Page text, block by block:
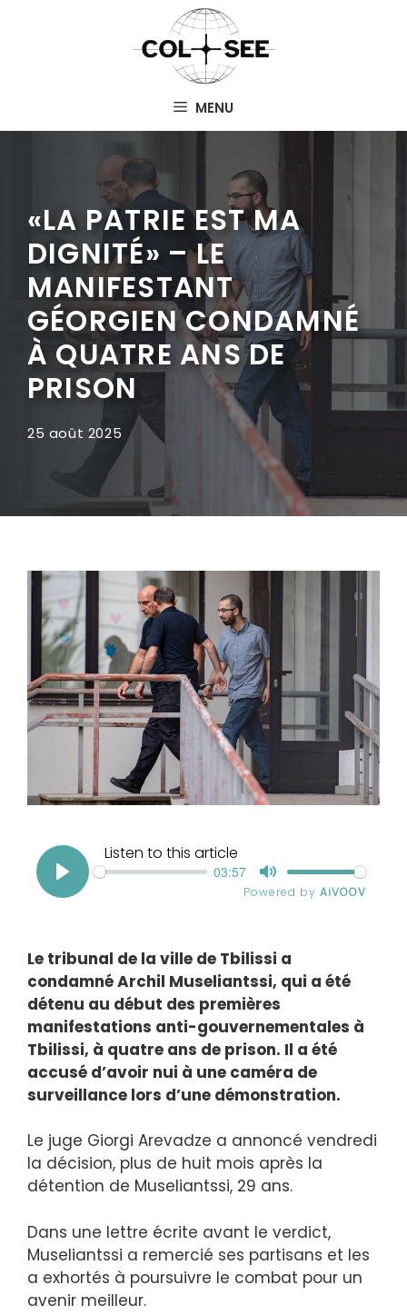
MENU
«LA PATRIE EST MA
DIGNITÉ» – LE
MANIFESTANT
GÉORGIEN CONDAMNÉ
À QUATRE ANS DE
PRISON
25 août 2025
Le tribunal de la ville de Tbilissi a
condamné Archil Museliantssi, qui a été
détenu au début des premières
manifestations anti-gouvernementales à
Tbilissi, à quatre ans de prison. Il a été
accusé d’avoir nui à une caméra de
surveillance lors d’une démonstration.
Le juge Giorgi Arevadze a annoncé vendredi
la décision, plus de huit mois après la
détention de Museliantssi, 29 ans.
Dans une lettre écrite avant le verdict,
Museliantssi a remercié ses partisans et les
a exhortés à poursuivre le combat pour un
avenir meilleur.